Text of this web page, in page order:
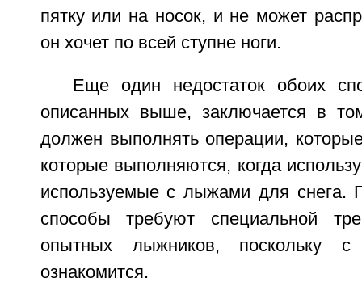
пятку или на носок, и не может
он хочет по всей ступне ноги.
Еще один недостаток обоих
описанных выше, заключается в
должен выполнять операции,
которые выполняются, когда
используемые с лыжами для снега.
способы требуют специальной
опытных лыжников, поскольку
ознакомится.